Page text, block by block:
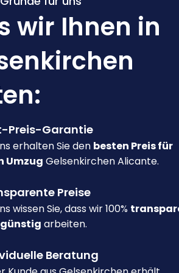
wir Ihnen in
Preis-Garantie
erhalten Sie den besten Preis für
Umzug Gelsenkirchen Alicante.
Preise
wissen Sie, dass wir 100%
arbeiten.
Beratung